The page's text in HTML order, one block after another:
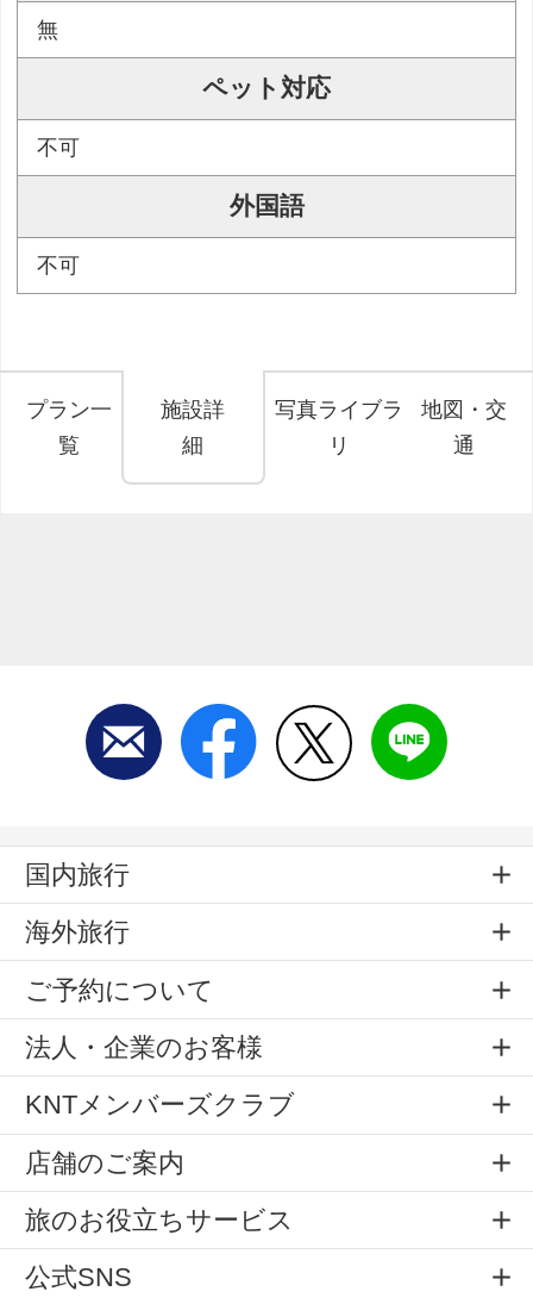
無
ペット対応
不可
外国語
不可
プラン一
覧
施設詳
細
写真ライブラ
リ
地図・交
通
国内旅行
海外旅行
ご予約について
法人・企業のお客様
KNTメンバーズクラブ
店舗のご案内
旅のお役立ちサービス
公式SNS